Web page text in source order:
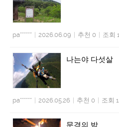
pa****** 2026.06.09 추천 0 조회
나는야 다섯살
pa****** 2026.05.26 추천 0 조회
문경의 밤